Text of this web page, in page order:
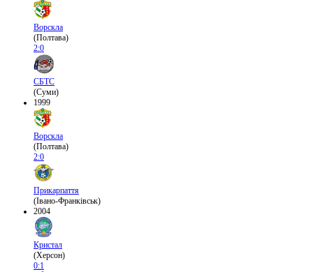
Ворскла
(Полтава)
2:0
СБТС
(Суми)
1999
Ворскла
(Полтава)
2:0
Прикарпаття
(Івано-Франківськ)
2004
Кристал
(Херсон)
0:1